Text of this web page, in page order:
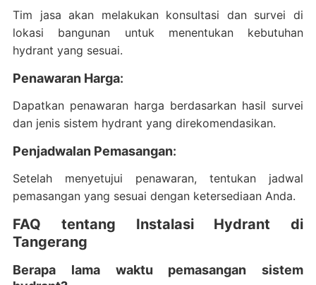
Tim jasa akan melakukan konsultasi dan survei di
lokasi bangunan untuk menentukan kebutuhan
hydrant yang sesuai.
Penawaran Harga:
Dapatkan penawaran harga berdasarkan hasil survei
dan jenis sistem hydrant yang direkomendasikan.
Penjadwalan Pemasangan:
Setelah menyetujui penawaran, tentukan jadwal
pemasangan yang sesuai dengan ketersediaan Anda.
FAQ tentang Instalasi Hydrant di
Tangerang
Berapa lama waktu pemasangan sistem